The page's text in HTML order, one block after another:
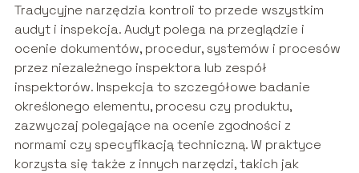
Tradycyjne narzędzia kontroli to przede wszystkim
audyt i inspekcja. Audyt polega na przeglądzie i
ocenie dokumentów, procedur, systemów i procesów
przez niezależnego inspektora lub zespół
inspektorów. Inspekcja to szczegółowe badanie
określonego elementu, procesu czy produktu,
zazwyczaj polegające na ocenie zgodności z
normami czy specyfikacją techniczną. W praktyce
korzysta się także z innych narzędzi, takich jak